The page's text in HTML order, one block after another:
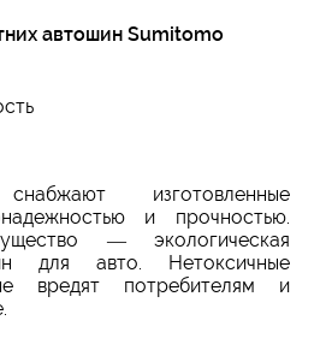
автошин Sumitomo
изготовленные
и прочностью.
— экологическая
для авто. Нетоксичные
вредят потребителям и